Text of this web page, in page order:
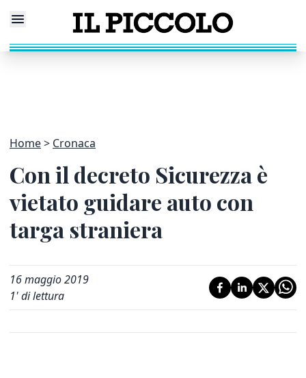
Home Cronaca
Con il decreto Sicurezza è
vietato guidare auto con
targa straniera
16 maggio 2019
1' di lettura